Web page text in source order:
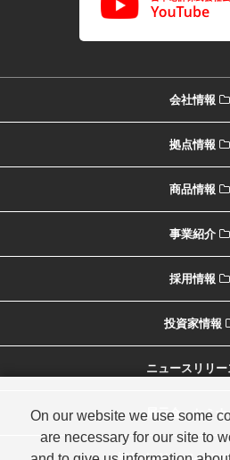
会社情報
拠点情報
商品情報
事業紹介
採用情報
投資家情報
ニュースリリー
展示会・セミナ
On our website we use some
are necessary for our site to